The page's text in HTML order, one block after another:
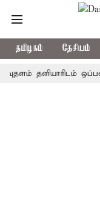
தமிழகம் தேசியம்
தனியாரிடம்